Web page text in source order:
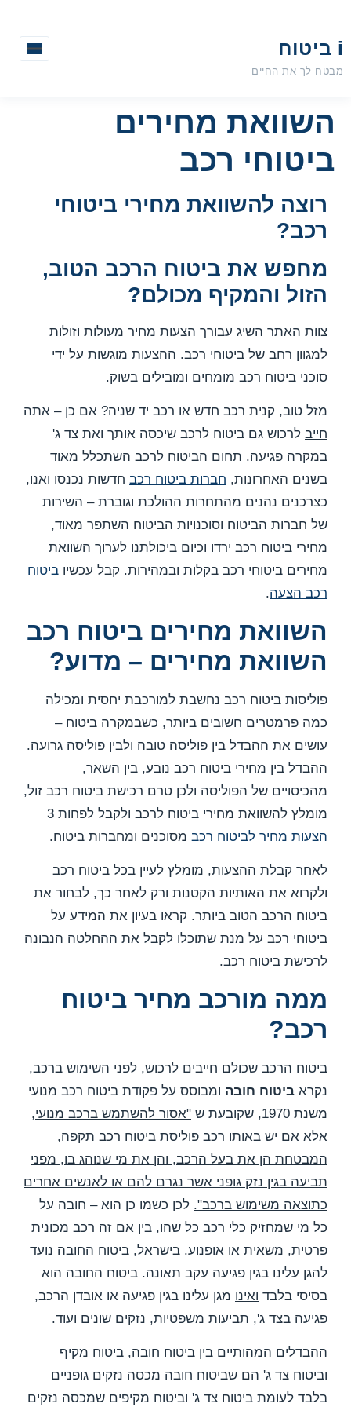
i ביטוח
מבטח לך את החיים
השוואת מחירים
ביטוחי רכב
רוצה להשוואת מחירי ביטוחי
רכב?
מחפש את ביטוח הרכב הטוב,
הזול והמקיף מכולם?
צוות האתר השיג עבורך הצעות מחיר מעולות וזולות
למגוון רחב של ביטוחי רכב. ההצעות מוגשות על ידי
סוכני ביטוח רכב מומחים ומובילים בשוק.
מזל טוב, קנית רכב חדש או רכב יד שניה? אם כן – אתה
חייב לרכוש גם ביטוח לרכב שיכסה אותך ואת צד ג'
במקרה פגיעה. תחום הביטוח לרכב השתכלל מאוד
בשנים האחרונות, חברות ביטוח רכב חדשות נכנסו ואנו,
כצרכנים נהנים מהתחרות ההולכת וגוברת – השירות
של חברות הביטוח וסוכנויות הביטוח השתפר מאוד,
מחירי ביטוח רכב ירדו וכיום ביכולתנו לערוך השוואת
מחירים ביטוחי רכב בקלות ובמהירות. קבל עכשיו ביטוח
רכב הצעה.
השוואת מחירים ביטוח רכב
השוואת מחירים – מדוע?
פוליסות ביטוח רכב נחשבת למורכבת יחסית ומכילה
כמה פרמטרים חשובים ביותר, כשבמקרה ביטוח –
עושים את ההבדל בין פוליסה טובה ולבין פוליסה גרועה.
ההבדל בין מחירי ביטוח רכב נובע, בין השאר,
מהכיסויים של הפוליסה ולכן טרם רכישת ביטוח רכב זול,
מומלץ להשוואת מחירי ביטוח לרכב ולקבל לפחות 3
הצעות מחיר לביטוח רכב מסוכנים ומחברות ביטוח.
לאחר קבלת ההצעות, מומלץ לעיין בכל ביטוח רכב
ולקרוא את האותיות הקטנות ורק לאחר כך, לבחור את
ביטוח הרכב הטוב ביותר. קראו בעיון את המידע על
ביטוחי רכב על מנת שתוכלו לקבל את ההחלטה הנבונה
לרכישת ביטוח רכב.
ממה מורכב מחיר ביטוח
רכב?
ביטוח הרכב שכולם חייבים לרכוש, לפני השימוש ברכב,
נקרא ביטוח חובה ומבוסס על פקודת ביטוח רכב מנועי
משנת 1970, שקובעת ש
"אסור להשתמש ברכב מנועי,
אלא אם יש באותו רכב פוליסת ביטוח רכב תקפה,
המבטחת הן את בעל הרכב, והן את מי שנוהג בו, מפני
תביעה בגין נזק גופני אשר נגרם להם או לאנשים אחרים
כתוצאה משימוש ברכב". לכן כשמו כן הוא – חובה על
כל מי שמחזיק כלי רכב כל שהו, בין אם זה רכב מכונית
פרטית, משאית או אופנוע. בישראל, ביטוח החובה נועד
להגן עלינו בגין פגיעה עקב תאונה. ביטוח החובה הוא
בסיסי בלבד ואינו מגן עלינו בגין פגיעה או אובדן הרכב,
פגיעה בצד ג', תביעות משפטיות, נזקים שונים ועוד.
ההבדלים המהותיים בין ביטוח חובה, ביטוח מקיף
וביטוח צד ג' הם שביטוח חובה מכסה נזקים גופניים
בלבד לעומת ביטוח צד ג' וביטוח מקיפים שמכסה נזקים